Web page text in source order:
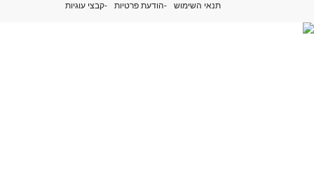
תנאי השימוש הודעת פרטיות קבצי עוגיות